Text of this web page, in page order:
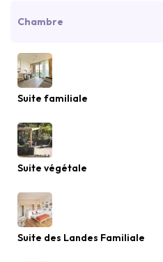
Chambre
Suite familiale
Suite végétale
Suite des Landes Familiale